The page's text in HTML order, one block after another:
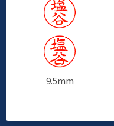
9.5mm